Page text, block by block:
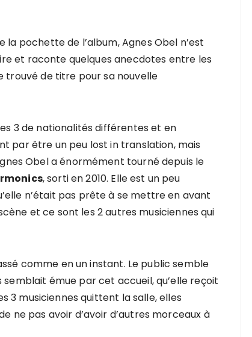
pochette de l’album, Agnes Obel n’est
et raconte quelques anecdotes entre les
trouvé de titre pour sa nouvelle
3 de nationalités différentes et en
par être un peu lost in translation, mais
Obel a énormément tourné depuis le
, sorti en 2010. Elle est un peu
n’était pas prête à se mettre en avant
et ce sont les 2 autres musiciennes qui
comme en un instant. Le public semble
émue par cet accueil, qu’elle reçoit
3 musiciennes quittent la salle, elles
ne pas avoir d’avoir d’autres morceaux à